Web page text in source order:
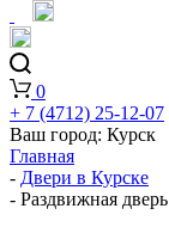
0
+ 7 (4712) 25-12-07
Ваш город: Курск
Главная
- Двери в Курске
- Раздвижная